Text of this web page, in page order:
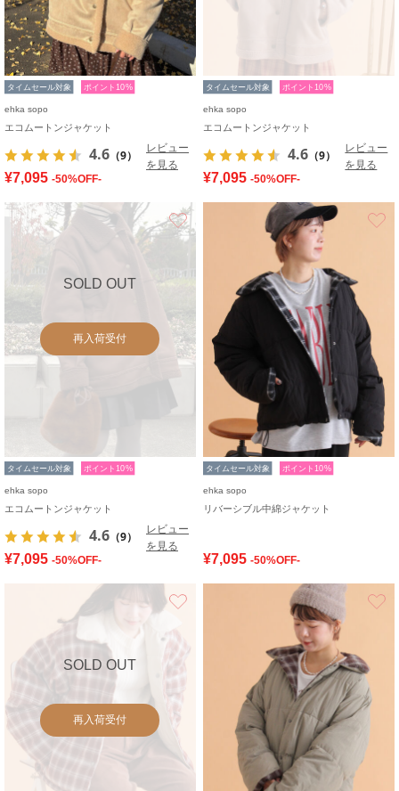
タイムセール対象 ポイント10%
ehka sopo
エコムートンジャケット
4.6 （9）
レビュー
を見る
¥7,095 -50%OFF-
タイムセール対象 ポイント10%
ehka sopo
エコムートンジャケット
4.6 （9）
レビュー
を見る
¥7,095 -50%OFF-
SOLD OUT
再入荷受付
タイムセール対象 ポイント10%
ehka sopo
エコムートンジャケット
4.6 （9）
レビュー
を見る
¥7,095 -50%OFF-
タイムセール対象 ポイント10%
ehka sopo
リバーシブル中綿ジャケット
¥7,095 -50%OFF-
SOLD OUT
再入荷受付